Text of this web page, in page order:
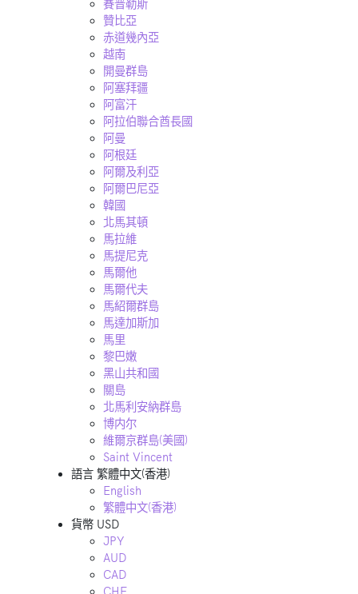
賽普勒斯
贊比亞
赤道幾內亞
越南
開曼群島
阿塞拜疆
阿富汗
阿拉伯聯合酋長國
阿曼
阿根廷
阿爾及利亞
阿爾巴尼亞
韓國
北馬其頓
馬拉維
馬提尼克
馬爾他
馬爾代夫
馬紹爾群島
馬達加斯加
馬里
黎巴嫩
黑山共和國
關島
北馬利安納群島
博内尔
維爾京群島(美國)
Saint Vincent
語言 繁體中文(香港)
English
繁體中文(香港)
貨幣 USD
JPY
AUD
CAD